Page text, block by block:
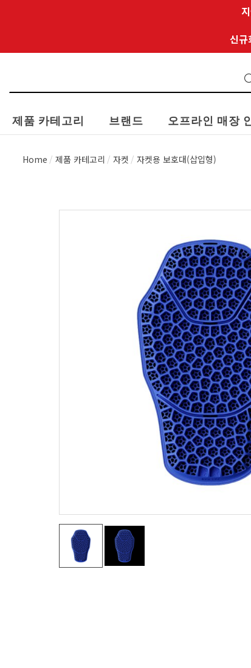
신규
제품 카테고리 브랜드 오프라인 매장
Home 제품 카테고리 자켓 자켓용 보호대(삽입형)